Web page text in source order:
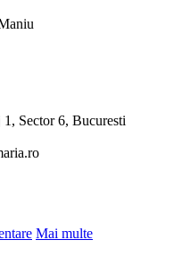
Sector 6, Bucuresti
Mai multe